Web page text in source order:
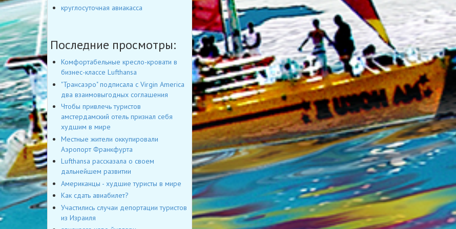
круглосуточная авиакасса
Последние просмотры:
Комфортабельные кресло-кровати в
бизнес-классе Lufthansa
"Трансаэро" подписала с Virgin America
два взаимовыгодных соглашения
Чтобы привлечь туристов
амстердамский отель признал себя
худшим в мире
Местные жители оккупировали
Аэропорт Франкфурта
Lufthansa рассказала о своем
дальнейшем развитии
Американцы - худшие туристы в мире
Как сдать авиабилет?
Участились случаи депортации туристов
из Израиля